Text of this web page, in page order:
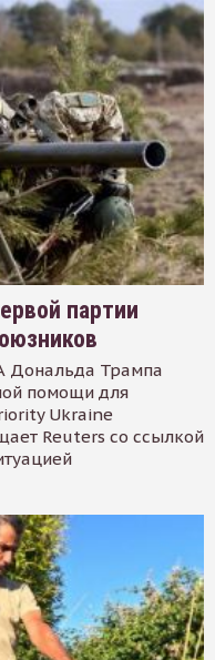
партии
Дональда Трампа
помощи для
Ukraine
Reuters со ссылкой